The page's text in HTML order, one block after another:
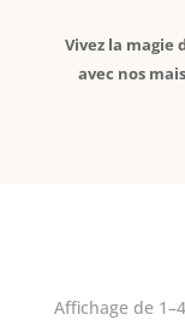
Vivez la
avec nos
Affichage de